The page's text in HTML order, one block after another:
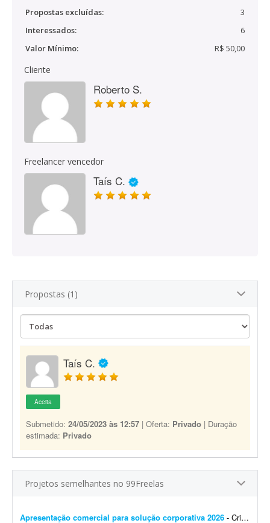
Propostas excluídas:
3
Interessados:
6
Valor Mínimo:
R$ 50,00
Cliente
Roberto S.
Freelancer vencedor
Taís C.
Propostas (1)
Taís C.
Aceita
Submetido: 24/05/2023 às 12:57 | Oferta: Privado | Duração
estimada: Privado
Projetos semelhantes no 99Freelas
Apresentação comercial para solução corporativa 2026 - Criação de apresentação para venda de solução corporativa em 2026. Aproximadamente 15 a 17 slides. Sumarizar as informações de forma estrat...